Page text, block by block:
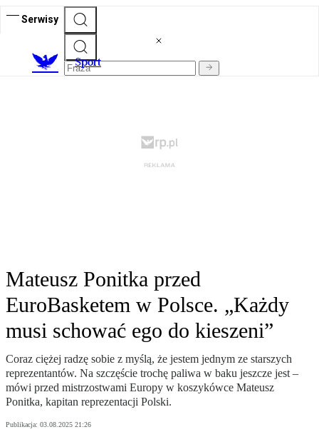
Serwisy
Sport
Mateusz Ponitka przed
EuroBasketem w Polsce. „Każdy
musi schować ego do kieszeni”
Coraz ciężej radzę sobie z myślą, że jestem jednym ze starszych
reprezentantów. Na szczęście trochę paliwa w baku jeszcze jest –
mówi przed mistrzostwami Europy w koszykówce Mateusz
Ponitka, kapitan reprezentacji Polski.
Publikacja: 03.08.2025 21:26